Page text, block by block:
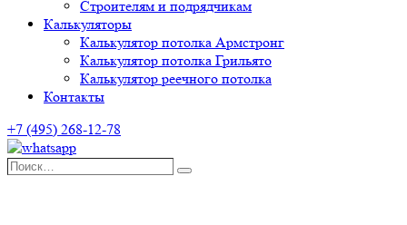
Строителям и подрядчикам
Калькуляторы
Калькулятор потолка Армстронг
Калькулятор потолка Грильято
Калькулятор реечного потолка
Контакты
+7 (495) 268-12-78
Поиск…
Поиск